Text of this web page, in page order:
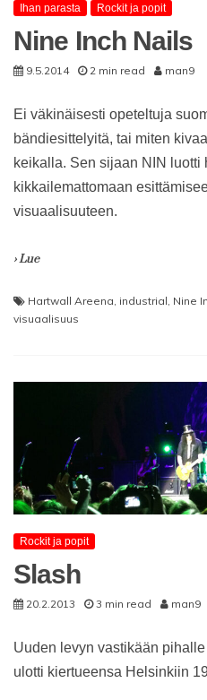
Ihan parasta Rockit ja popit
Nine Inch Nails
9.5.2014 2 min read man9
Ei väkinäisesti opeteltuja
bändiesittelyitä, tai miten
keikalla. Sen sijaan NIN luotti
kikkailemattomaan
visuaalisuuteen.
› Lue
Hartwall Areena industrial Nine
visuaalisuus
Rockit ja popit
Slash
20.2.2013 3 min read man9
Uuden levyn vastikään
ulotti kiertueensa Helsinkiin